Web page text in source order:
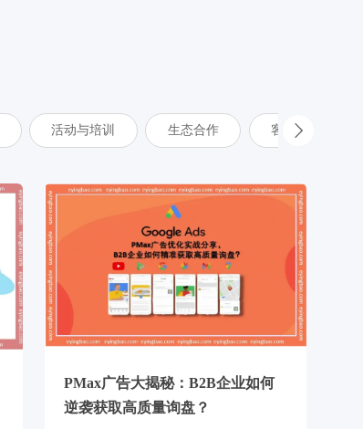
活动与培训 生态合作 客户案例

PMax广告大揭秘：B2B企业如何
逆袭获取高质量询盘？